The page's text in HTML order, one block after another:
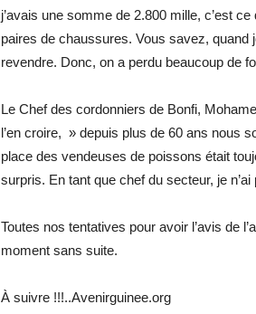
j’avais une somme de 2.800 mille, c’est
paires de chaussures. Vous savez, quand
revendre. Donc, on a perdu beaucoup de
Le Chef des cordonniers de Bonfi,
l’en croire, » depuis plus de 60 ans nous
place des vendeuses de poissons était
surpris. En tant que chef du secteur, je
Toutes nos tentatives pour avoir l’avis de
moment sans suite.
À suivre !!!..Avenirguinee.org